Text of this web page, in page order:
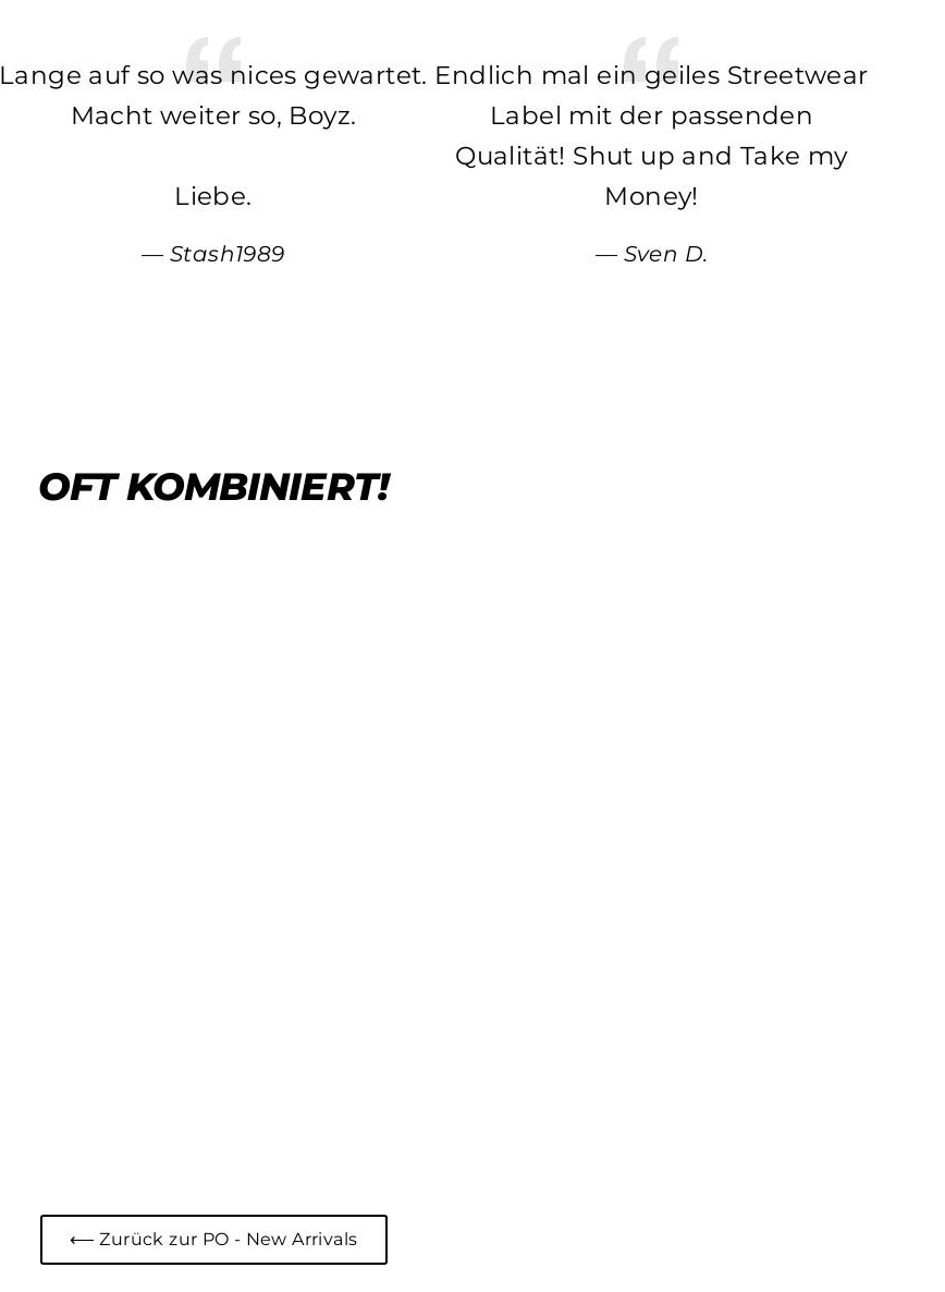
Lange auf so was nices gewartet.
Macht weiter so, Boyz.
Liebe.
Stash1989
Endlich mal ein geiles Streetwear
Label mit der passenden
Qualität! Shut up and Take my
Money!
Sven D.
OFT KOMBINIERT!
⟵ Zurück zur PO - New Arrivals